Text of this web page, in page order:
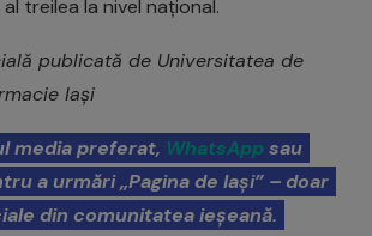
treilea la nivel național.
publicată de Universitatea de
Iași
media preferat, WhatsAppsau
a urmări „Pagina de Iași” – doar
din comunitatea ieșeană.